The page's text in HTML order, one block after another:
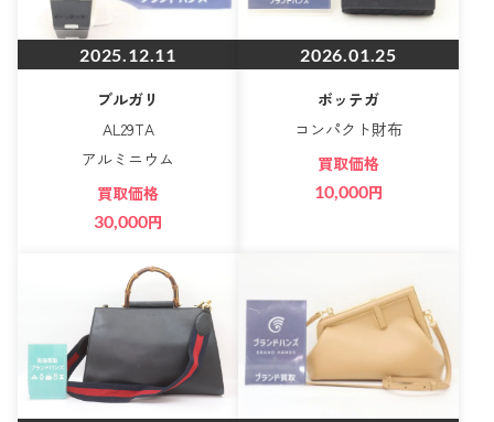
2025.12.11
ブルガリ
AL29TA
アルミニウム
買取価格
30,000円
2026.01.25
ボッテガ
コンパクト財布
買取価格
10,000円